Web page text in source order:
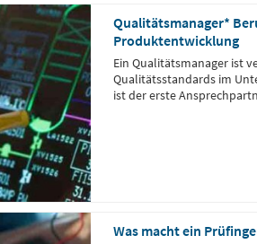
Qualitätsmanager*
Produktentwicklung
Ein Qualitätsmanager ist
Qualitätsstandards im
ist der erste
Was macht ein